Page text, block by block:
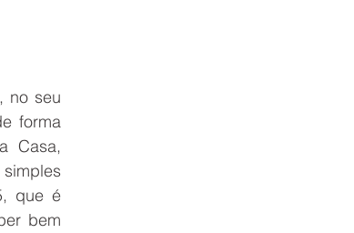
no seu
forma
Casa,
que é
bem